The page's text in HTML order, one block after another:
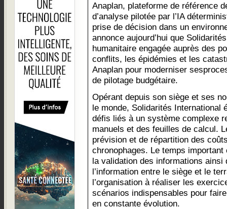
Anaplan, plateforme de référence
d’analyse pilotée par l’IA
prise de décision dans un
annonce aujourd’hui que
humanitaire engagée auprès des
conflits, les épidémies et les
Anaplan pour moderniser
de pilotage budgétaire.
Opérant depuis son siège et ses
le monde, Solidarités International
défis liés à un système complexe
manuels et des feuilles de calcul.
prévision et de répartition des
chronophages. Le temps
la validation des informations ainsi
l’information entre le siège et le
l’organisation à réaliser les
scénarios indispensables pour
en constante évolution.